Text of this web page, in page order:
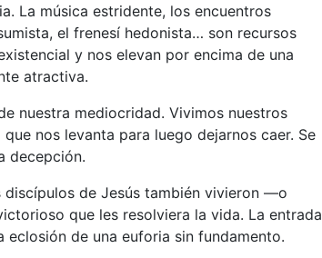
La música estridente, los encuentros
el frenesí hedonista… son recursos
y nos elevan por encima de una
atractiva.
nuestra mediocridad. Vivimos nuestros
nos levanta para luego dejarnos caer. Se
decepción.
de Jesús también vivieron —o
que les resolviera la vida. La entrada
eclosión de una euforia sin fundamento.